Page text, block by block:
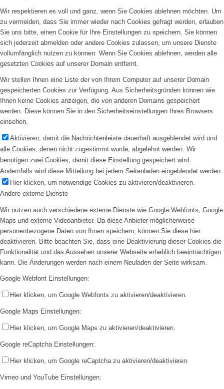
Wir respektieren es voll und ganz, wenn Sie Cookies ablehnen möchten. Um
zu vermeiden, dass Sie immer wieder nach Cookies gefragt werden, erlauben
Sie uns bitte, einen Cookie für Ihre Einstellungen zu speichern. Sie können
sich jederzeit abmelden oder andere Cookies zulassen, um unsere Dienste
vollumfänglich nutzen zu können. Wenn Sie Cookies ablehnen, werden alle
gesetzten Cookies auf unserer Domain entfernt.
Wir stellen Ihnen eine Liste der von Ihrem Computer auf unserer Domain
gespeicherten Cookies zur Verfügung. Aus Sicherheitsgründen können wie
Ihnen keine Cookies anzeigen, die von anderen Domains gespeichert
werden. Diese können Sie in den Sicherheitseinstellungen Ihres Browsers
einsehen.
Aktivieren, damit die Nachrichtenleiste dauerhaft ausgeblendet wird und
alle Cookies, denen nicht zugestimmt wurde, abgelehnt werden. Wir
benötigen zwei Cookies, damit diese Einstellung gespeichert wird.
Andernfalls wird diese Mitteilung bei jedem Seitenladen eingeblendet werden.
Hier klicken, um notwendige Cookies zu aktivieren/deaktivieren.
Andere externe Dienste
Wir nutzen auch verschiedene externe Dienste wie Google Webfonts, Google
Maps und externe Videoanbieter. Da diese Anbieter möglicherweise
personenbezogene Daten von Ihnen speichern, können Sie diese hier
deaktivieren. Bitte beachten Sie, dass eine Deaktivierung dieser Cookies die
Funktionalität und das Aussehen unserer Webseite erheblich beeinträchtigen
kann. Die Änderungen werden nach einem Neuladen der Seite wirksam.
Google Webfont Einstellungen:
Hier klicken, um Google Webfonts zu aktivieren/deaktivieren.
Google Maps Einstellungen:
Hier klicken, um Google Maps zu aktivieren/deaktivieren.
Google reCaptcha Einstellungen:
Hier klicken, um Google reCaptcha zu aktivieren/deaktivieren.
Vimeo und YouTube Einstellungen: